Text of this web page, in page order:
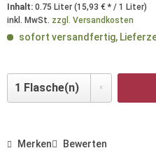
Inhalt: 0.75 Liter (15,93 € * / 1 Liter)
inkl. MwSt. zzgl. Versandkosten
sofort versandfertig,
Merken Bewerten